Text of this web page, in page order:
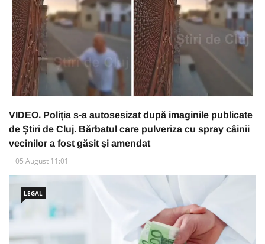
VIDEO. Poliția s-a autosesizat după imaginile publicate
de Știri de Cluj. Bărbatul care pulveriza cu spray câinii
vecinilor a fost găsit și amendat
05 August 11:01
LEGAL